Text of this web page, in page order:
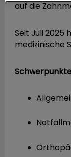
auf die
Seit Juli 2025
medizinische